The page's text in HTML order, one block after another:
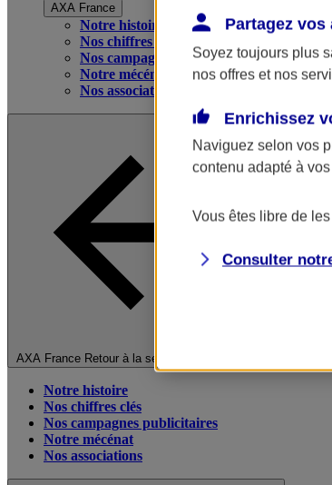
AXA France
Notre histoire
Nos chiffres clés
Nos campagnes publicitaires
Notre mécénat
Nos associations
AXA France Retour à la section précédente
Notre histoire
Nos chiffres clés
Nos campagnes publicitaires
Notre mécénat
Nos associations
Partagez vos
Soyez toujours plus
nos offres et nos
Enrichissez
Naviguez selon vos
contenu adapté à
Vous êtes libre de
Consulter